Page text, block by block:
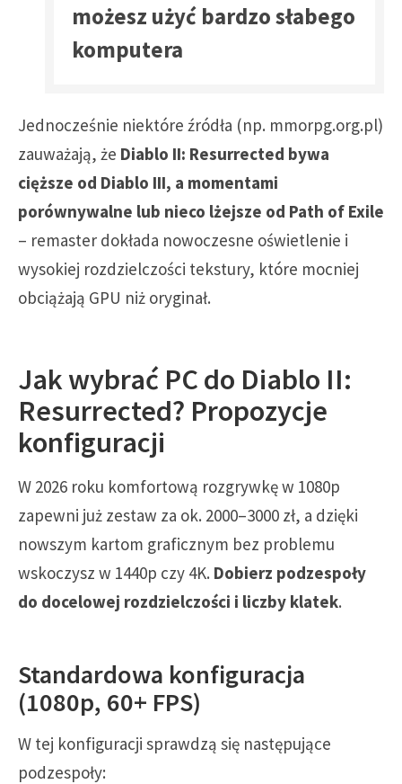
możesz użyć bardzo słabego
komputera
Jednocześnie niektóre źródła (np. mmorpg.org.pl)
zauważają, że Diablo II: Resurrected bywa
cięższe od Diablo III, a momentami
porównywalne lub nieco lżejsze od Path of Exile
– remaster dokłada nowoczesne oświetlenie i
wysokiej rozdzielczości tekstury, które mocniej
obciążają GPU niż oryginał.
Jak wybrać PC do Diablo II:
Resurrected? Propozycje
konfiguracji
W 2026 roku komfortową rozgrywkę w 1080p
zapewni już zestaw za ok. 2000–3000 zł, a dzięki
nowszym kartom graficznym bez problemu
wskoczysz w 1440p czy 4K. Dobierz podzespoły
do docelowej rozdzielczości i liczby klatek.
Standardowa konfiguracja
(1080p, 60+ FPS)
W tej konfiguracji sprawdzą się następujące
podzespoły: